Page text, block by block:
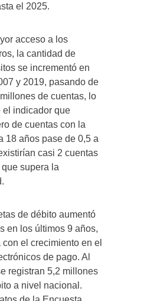
el 2025.
acceso a los
la cantidad de
se incrementó en
y 2019, pasando de
de cuentas, lo
indicador que
de cuentas con la
18 años pase de 0,5 a
casi 2 cuentas
supera la
de débito aumentó
en los últimos 9 años,
el crecimiento en el
de pago. Al
registran 5,2 millones
a nivel nacional.